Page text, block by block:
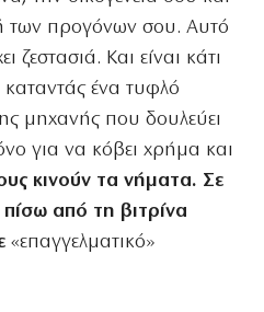
των προγόνων σου. Αυτό
ζεστασιά. Και είναι κάτι
καταντάς ένα τυφλό
μηχανής που δουλεύει
για να κόβει χρήμα και
κινούν τα νήματα. Σε
από τη βιτρίνα
«επαγγελματικό»